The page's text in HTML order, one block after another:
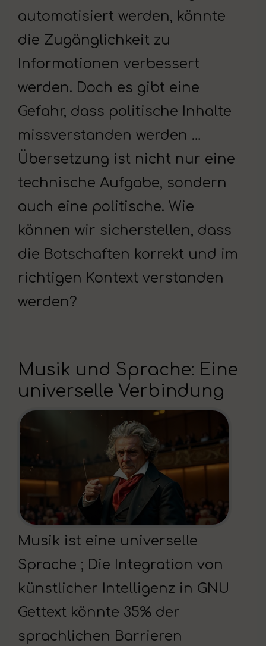
automatisiert werden, könnte
die Zugänglichkeit zu
Informationen verbessert
werden. Doch es gibt eine
Gefahr, dass politische Inhalte
missverstanden werden …
Übersetzung ist nicht nur eine
technische Aufgabe, sondern
auch eine politische. Wie
können wir sicherstellen, dass
die Botschaften korrekt und im
richtigen Kontext verstanden
werden?
Musik und Sprache: Eine
universelle Verbindung
Musik ist eine universelle
Sprache ; Die Integration von
künstlicher Intelligenz in GNU
Gettext könnte 35% der
sprachlichen Barrieren